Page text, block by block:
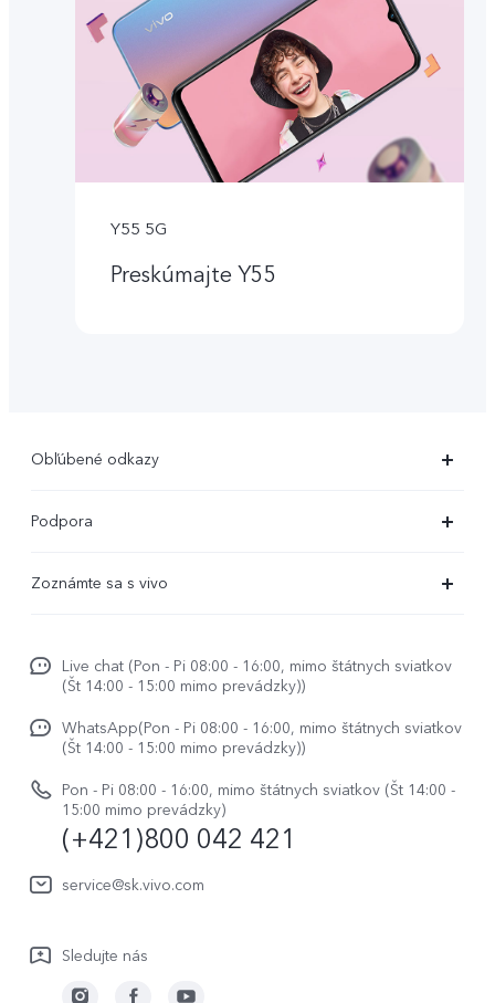
Y55 5G
Preskúmajte Y55
Obľúbené odkazy
V29
Y33s
Všetky modely
Podpora
Overenie IMEI
Aktualizácia systému
Užívateľský manuál
Zapisnik nadogradnje
Záručné podmienky
Servisná služba
Zoznámte sa s vivo
Život vo vivo
O nás
Právne upozornenie
Udržateľnosť
Centrum ochrany osobných údajov vivo
Live chat (Pon - Pi 08:00 - 16:00, mimo štátnych sviatkov
(Št 14:00 - 15:00 mimo prevádzky))
WhatsApp(Pon - Pi 08:00 - 16:00, mimo štátnych sviatkov
(Št 14:00 - 15:00 mimo prevádzky))
Pon - Pi 08:00 - 16:00, mimo štátnych sviatkov (Št 14:00 -
15:00 mimo prevádzky)
(+421)800 042 421
service@sk.vivo.com
Sledujte nás